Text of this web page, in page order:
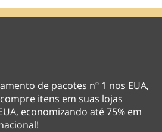
de pacotes nº 1 nos EUA,
itens em suas lojas
economizando até 75% em